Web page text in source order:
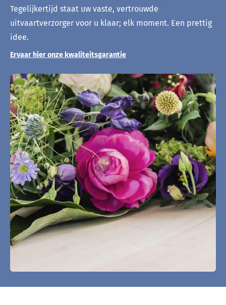
Tegelijkertijd staat uw vaste, vertrouwde
uitvaartverzorger voor u klaar; elk moment. Een prettig
idee.
Ervaar hier onze kwaliteitsgarantie